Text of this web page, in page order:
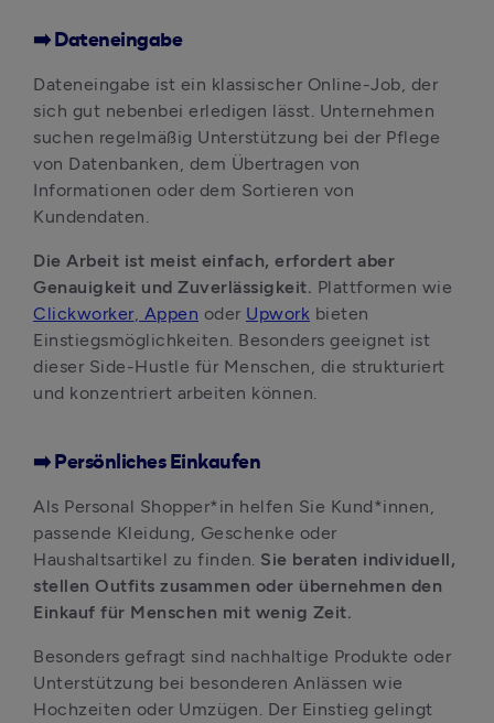
➡️ Dateneingabe
Dateneingabe ist ein klassischer Online-Job, der
sich gut nebenbei erledigen lässt. Unternehmen
suchen regelmäßig Unterstützung bei der Pflege
von Datenbanken, dem Übertragen von
Informationen oder dem Sortieren von
Kundendaten.
Die Arbeit ist meist einfach, erfordert aber
Genauigkeit und Zuverlässigkeit.
Clickworker, Appen oder Upwork bieten
Einstiegsmöglichkeiten. Besonders geeignet ist
dieser Side-Hustle für Menschen, die strukturiert
und konzentriert arbeiten können.
➡️ Persönliches Einkaufen
Als Personal Shopper*in helfen Sie Kund*innen,
passende Kleidung, Geschenke oder
Haushaltsartikel zu finden. Sie beraten individuell,
stellen Outfits zusammen oder übernehmen den
Einkauf für Menschen mit wenig Zeit.
Besonders gefragt sind nachhaltige Produkte oder
Unterstützung bei besonderen Anlässen wie
Hochzeiten oder Umzügen. Der Einstieg gelingt